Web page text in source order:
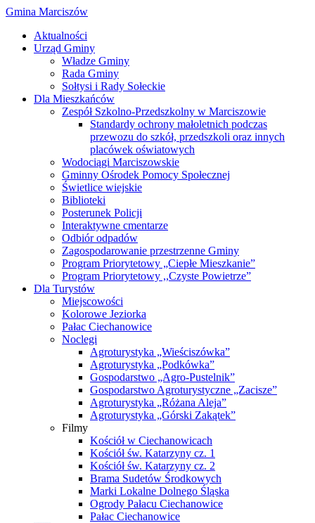
Gmina Marciszów
Aktualności
Urząd Gminy
Władze Gminy
Rada Gminy
Sołtysi i Rady Sołeckie
Dla Mieszkańców
Zespół Szkolno-Przedszkolny w Marciszowie
Standardy ochrony małoletnich podczas
przewozu do szkół, przedszkoli oraz innych
placówek oświatowych
Wodociągi Marciszowskie
Gminny Ośrodek Pomocy Społecznej
Świetlice wiejskie
Biblioteki
Posterunek Policji
Interaktywne cmentarze
Odbiór odpadów
Zagospodarowanie przestrzenne Gminy
Program Priorytetowy „Ciepłe Mieszkanie”
Program Priorytetowy ,,Czyste Powietrze”
Dla Turystów
Miejscowości
Kolorowe Jeziorka
Pałac Ciechanowice
Noclegi
Agroturystyka „Wieściszówka”
Agroturystyka „Podkówka”
Gospodarstwo „Agro-Pustelnik”
Gospodarstwo Agroturystyczne „Zacisze”
Agroturystyka „Różana Aleja”
Agroturystyka „Górski Zakątek”
Filmy
Kościół w Ciechanowicach
Kościół św. Katarzyny cz. 1
Kościół św. Katarzyny cz. 2
Brama Sudetów Środkowych
Marki Lokalne Dolnego Śląska
Ogrody Pałacu Ciechanowice
Pałac Ciechanowice